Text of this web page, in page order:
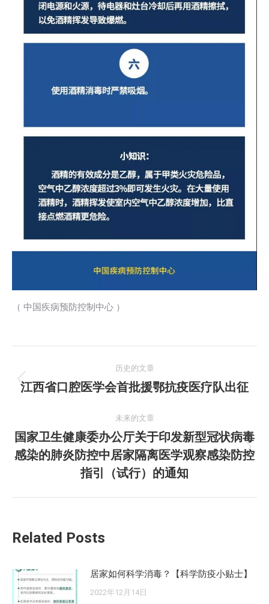
（ 中国疾病预防控制中心 ）
章
航
历史的文章
历
的
文
章：
江西省口腔医学会首批援鄂抗疫医疗队出征
未来的文章
未
来
国家卫生健康委办公厅关于印发新型冠状病毒
感染的肺炎防控中居家隔离医学观察感染防控
指引（试行）的通知
Related Posts
居家如何科学消毒？【科学防疫小贴士】
2022年12月14日